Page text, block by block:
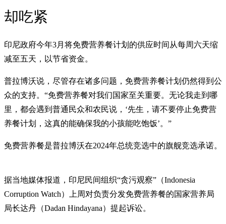
却吃紧
印尼政府今年3月将免费营养餐计划的供应时间从每周六天缩
减至五天，以节省资金。
普拉博沃说，尽管存在诸多问题，免费营养餐计划仍然得到公
众的支持。“免费营养餐对我们国家至关重要。无论我走到哪
里，都会遇到普通民众和农民说，‘先生，请不要停止免费营
养餐计划，这真的能确保我的小孩能吃饱饭’。”
免费营养餐是普拉博沃在2024年总统竞选中的旗舰竞选承诺。
据当地媒体报道，印尼民间组织“贪污观察”（Indonesia
Corruption Watch）上周对负责分发免费营养餐的国家营养局
局长达丹（Dadan Hindayana）提起诉讼。